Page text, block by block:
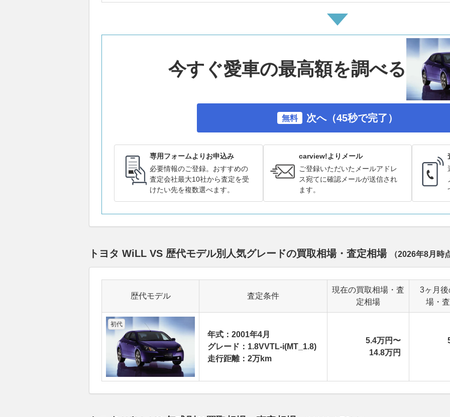
今すぐ愛車の最高額を調べる
無料 次へ（45秒で完了）
専用フォームよりお申込み
必要情報のご登録。おすすめの
査定会社最大10社から査定を受
けたい先を複数選べます。
carview!よりメール
ご登録いただいたメールアドレ
ス宛てに確認メールが送信され
ます。
トヨタ WiLL VS 歴代モデル別人気グレードの買取相場・査定相場 （2026年8月 時
歴代モデル 査定条件
現在の買取相場・査
定相場
3ヶ月
場・
初代
年式：2001年4月
グレード：1.8VVTL-i(MT_1.8)
走行距離：2万km
5.4万円〜
14.8万円